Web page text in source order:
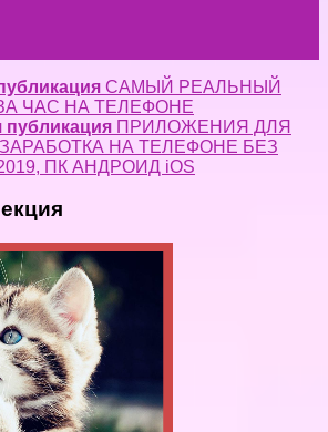
САМЫЙ РЕАЛЬНЫЙ
ЧАС НА ТЕЛЕФОНЕ
ПРИЛОЖЕНИЯ ДЛЯ
НА ТЕЛЕФОНЕ БЕЗ
ПК АНДРОИД iOS